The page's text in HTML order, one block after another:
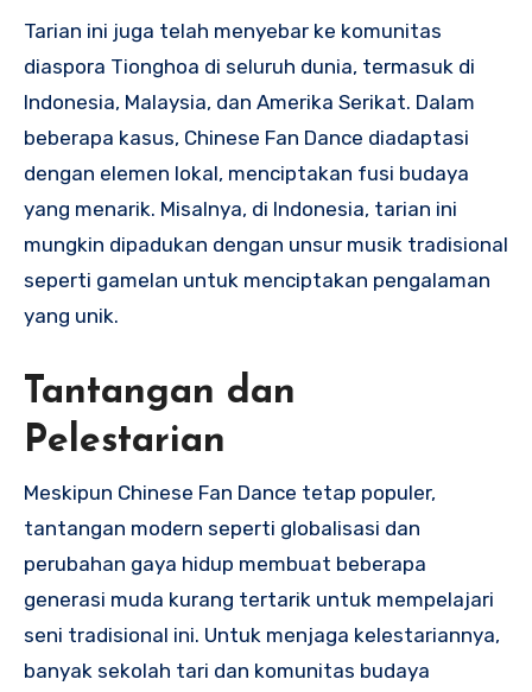
Tarian ini juga telah menyebar ke komunitas
diaspora Tionghoa di seluruh dunia, termasuk di
Indonesia, Malaysia, dan Amerika Serikat. Dalam
beberapa kasus, Chinese Fan Dance diadaptasi
dengan elemen lokal, menciptakan fusi budaya
yang menarik. Misalnya, di Indonesia, tarian ini
mungkin dipadukan dengan unsur musik tradisional
seperti gamelan untuk menciptakan pengalaman
yang unik.
Tantangan dan
Pelestarian
Meskipun Chinese Fan Dance tetap populer,
tantangan modern seperti globalisasi dan
perubahan gaya hidup membuat beberapa
generasi muda kurang tertarik untuk mempelajari
seni tradisional ini. Untuk menjaga kelestariannya,
banyak sekolah tari dan komunitas budaya